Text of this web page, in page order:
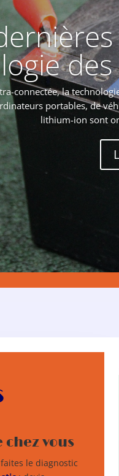
connectée, la
portables, de
lithium-ion sont
vous
le diagnostic